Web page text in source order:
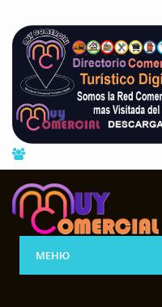
МЕНЮ